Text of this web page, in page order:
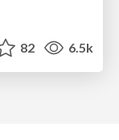
82 6.5k